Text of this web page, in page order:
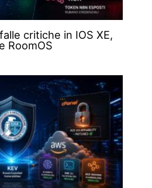
critiche in IOS XE,
RoomOS